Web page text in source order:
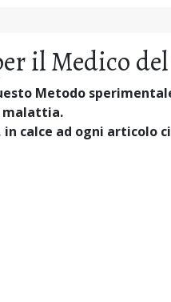
il Medico
Metodo
malattia.
ad ogni articolo